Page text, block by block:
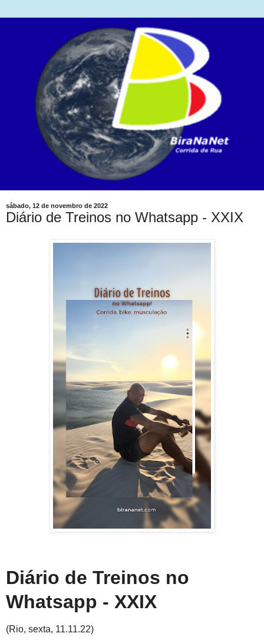
sábado, 12 de novembro de 2022
Diário de Treinos no Whatsapp - XXIX
Diário de Treinos no
Whatsapp - XXIX
(Rio, sexta, 11.11.22)